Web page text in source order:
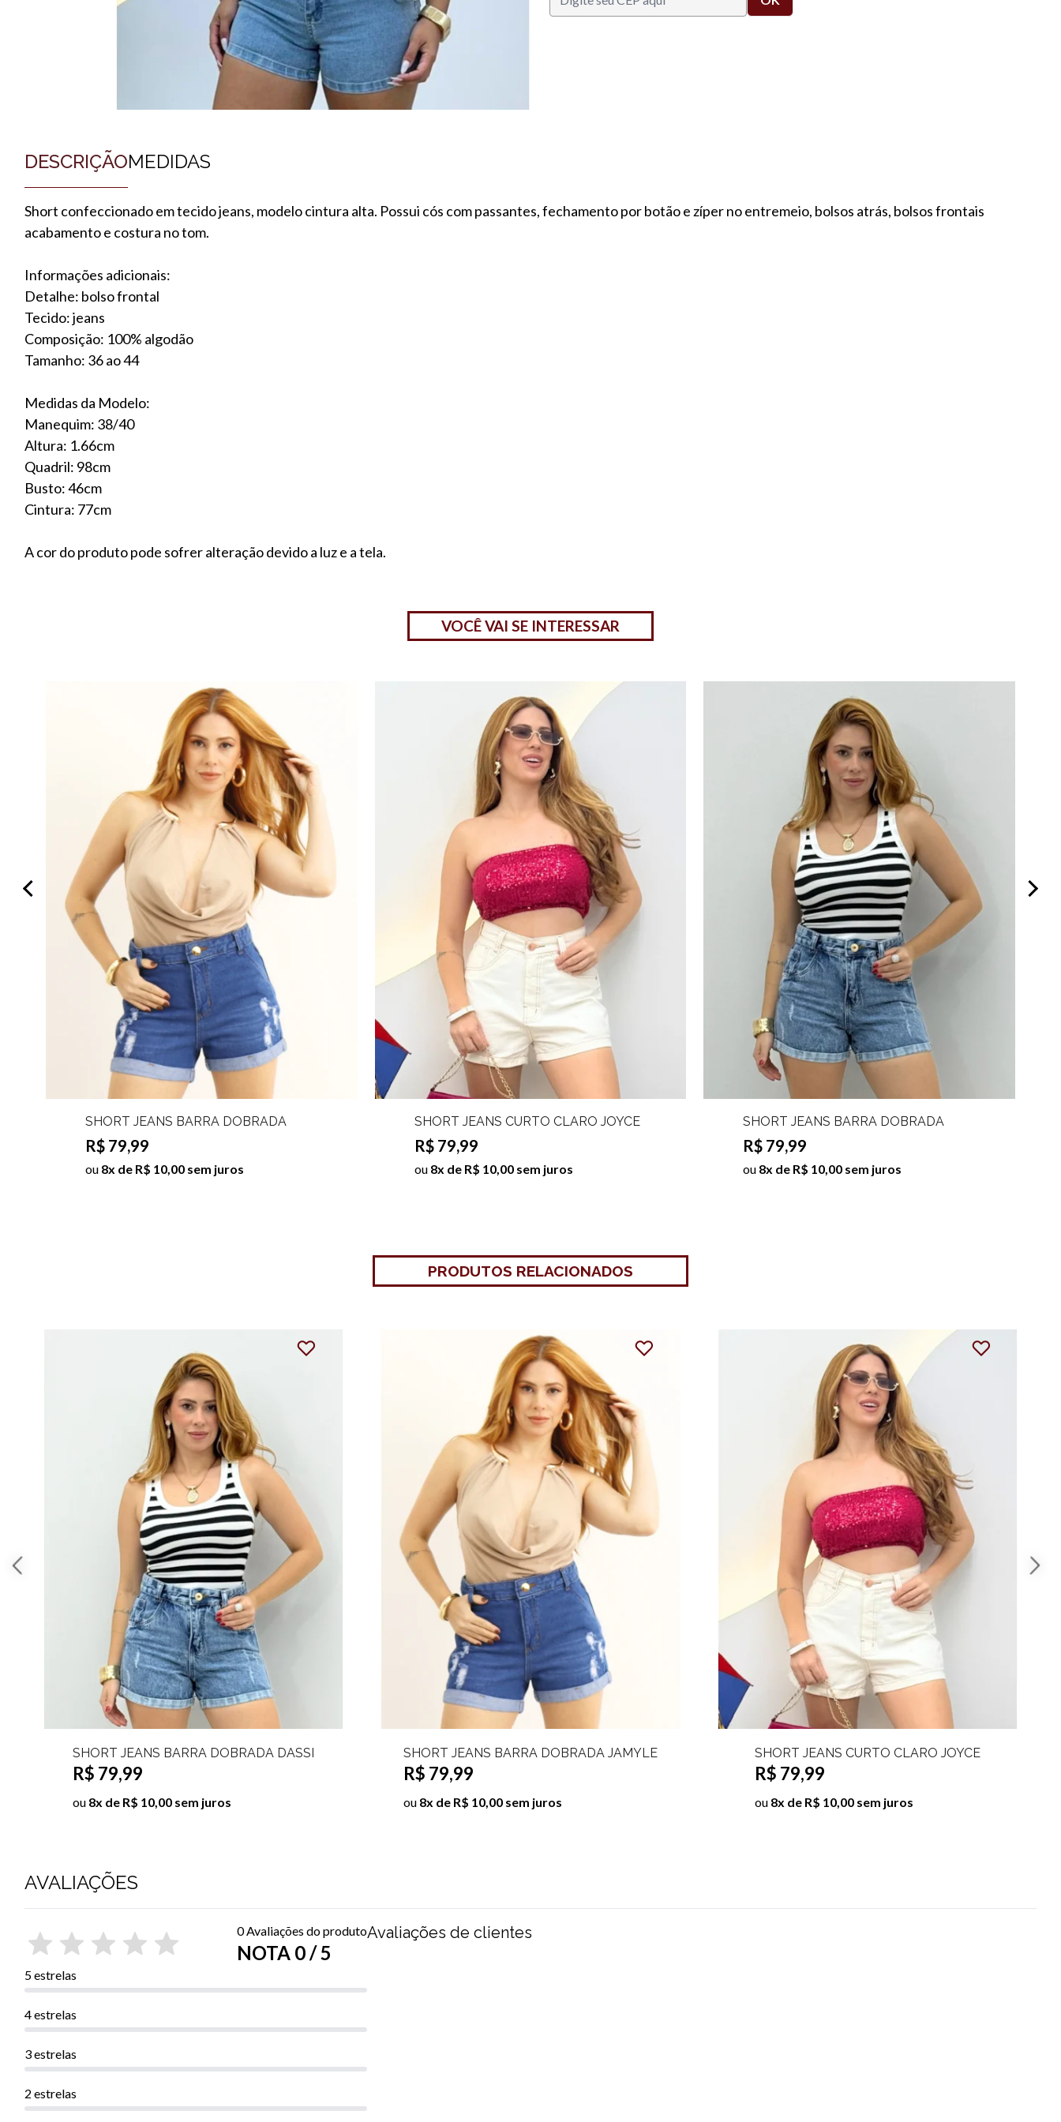
DESCRIÇÃOMEDIDAS
Short confeccionado em tecido jeans, modelo cintura alta. Possui cós com passantes, fechamento por botão e zíper no entremeio, bolsos atrás, bolsos frontais
acabamento e costura no tom.
Informações adicionais:
Detalhe: bolso frontal
Tecido: jeans
Composição: 100% algodão
Tamanho: 36 ao 44
Medidas da Modelo:
Manequim: 38/40
Altura: 1.66cm
Quadril: 98cm
Busto: 46cm
Cintura: 77cm
A cor do produto pode sofrer alteração devido a luz e a tela.
VOCÊ VAI SE INTERESSAR
SHORT JEANS BARRA DOBRADA
JAMYLE
R$ 79,99
ou 8x de R$ 10,00 sem juros
SHORT JEANS CURTO CLARO JOYCE
R$ 79,99
ou 8x de R$ 10,00 sem juros
SHORT JEANS BARRA DOBRADA
DASSI
R$ 79,99
ou 8x de R$ 10,00 sem juros
PRODUTOS RELACIONADOS
SHORT JEANS BARRA DOBRADA JAMYLE
R$ 79,99
ou8x de R$ 10,00 sem juros
SHORT JEANS CURTO CLARO JOYCE
R$ 79,99
ou8x de R$ 10,00 sem juros
SHORT JEANS DESFIADO ISABELY
R$ 79,99
ou8x de R$ 10,00 sem juros
AVALIAÇÕES
0 Avaliações do produto
NOTA 0 / 5
5 estrelas
4 estrelas
3 estrelas
2 estrelas
Avaliações de clientes